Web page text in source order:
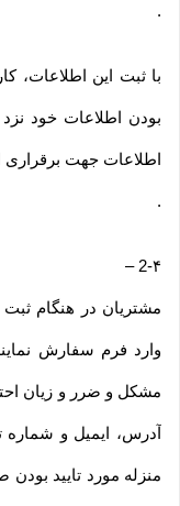
.
با ثبت این اطلاعات،
بودن اطلاعات خود
اطلاعات جهت برقراری
.
2-۴ –
مشتریان در هنگام
وارد فرم سفارش
مشکل و ضرر و زیان
آدرس، ایمیل و
منزله مورد تایید